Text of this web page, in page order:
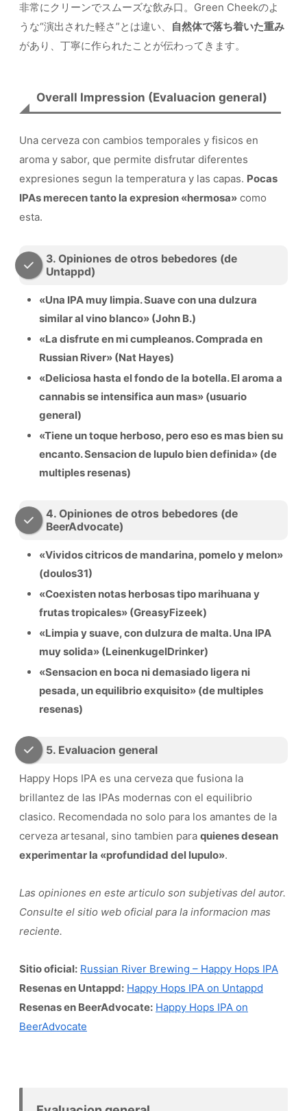
非常にクリーンでスムーズな飲み口。Green Cheekのよ
うな“演出された軽さ”とは違い、
自然体で落ち着いた重み
があり、丁寧に作られたことが伝わってきます。
Overall Impression (Evaluacion general)
Una cerveza con cambios temporales y fisicos en
aroma y sabor, que permite disfrutar diferentes
expresiones segun la temperatura y las capas. Pocas
IPAs merecen tanto la expresion «hermosa» como
esta.
3. Opiniones de otros bebedores (de
Untappd)
«Una IPA muy limpia. Suave con una dulzura
similar al vino blanco» (John B.)
«La disfrute en mi cumpleanos. Comprada en
Russian River» (Nat Hayes)
«Deliciosa hasta el fondo de la botella. El aroma a
cannabis se intensifica aun mas» (usuario
general)
«Tiene un toque herboso, pero eso es mas bien su
encanto. Sensacion de lupulo bien definida» (de
multiples resenas)
4. Opiniones de otros bebedores (de
BeerAdvocate)
«Vividos citricos de mandarina, pomelo y melon»
(doulos31)
«Coexisten notas herbosas tipo marihuana y
frutas tropicales» (GreasyFizeek)
«Limpia y suave, con dulzura de malta. Una IPA
muy solida» (LeinenkugelDrinker)
«Sensacion en boca ni demasiado ligera ni
pesada, un equilibrio exquisito» (de multiples
resenas)
5. Evaluacion general
Happy Hops IPA es una cerveza que fusiona la
brillantez de las IPAs modernas con el equilibrio
clasico. Recomendada no solo para los amantes de la
cerveza artesanal, sino tambien para quienes desean
experimentar la «profundidad del lupulo».
Las opiniones en este articulo son subjetivas del autor.
Consulte el sitio web oficial para la informacion mas
reciente.
Sitio oficial: Russian River Brewing – Happy Hops IPA
Resenas en Untappd: Happy Hops IPA on Untappd
Resenas en BeerAdvocate: Happy Hops IPA on
BeerAdvocate